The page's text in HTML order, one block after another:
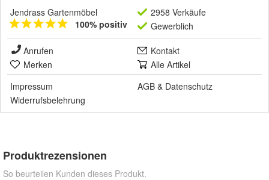
Jendrass Gartenmöbel
100% positiv
2958 Verkäufe
Gewerblich
Anrufen
Kontakt
Merken
Alle Artikel
Impressum
AGB & Datenschutz
Widerrufsbelehrung
Produktrezensionen
So beurteilen Kunden dieses Produkt.